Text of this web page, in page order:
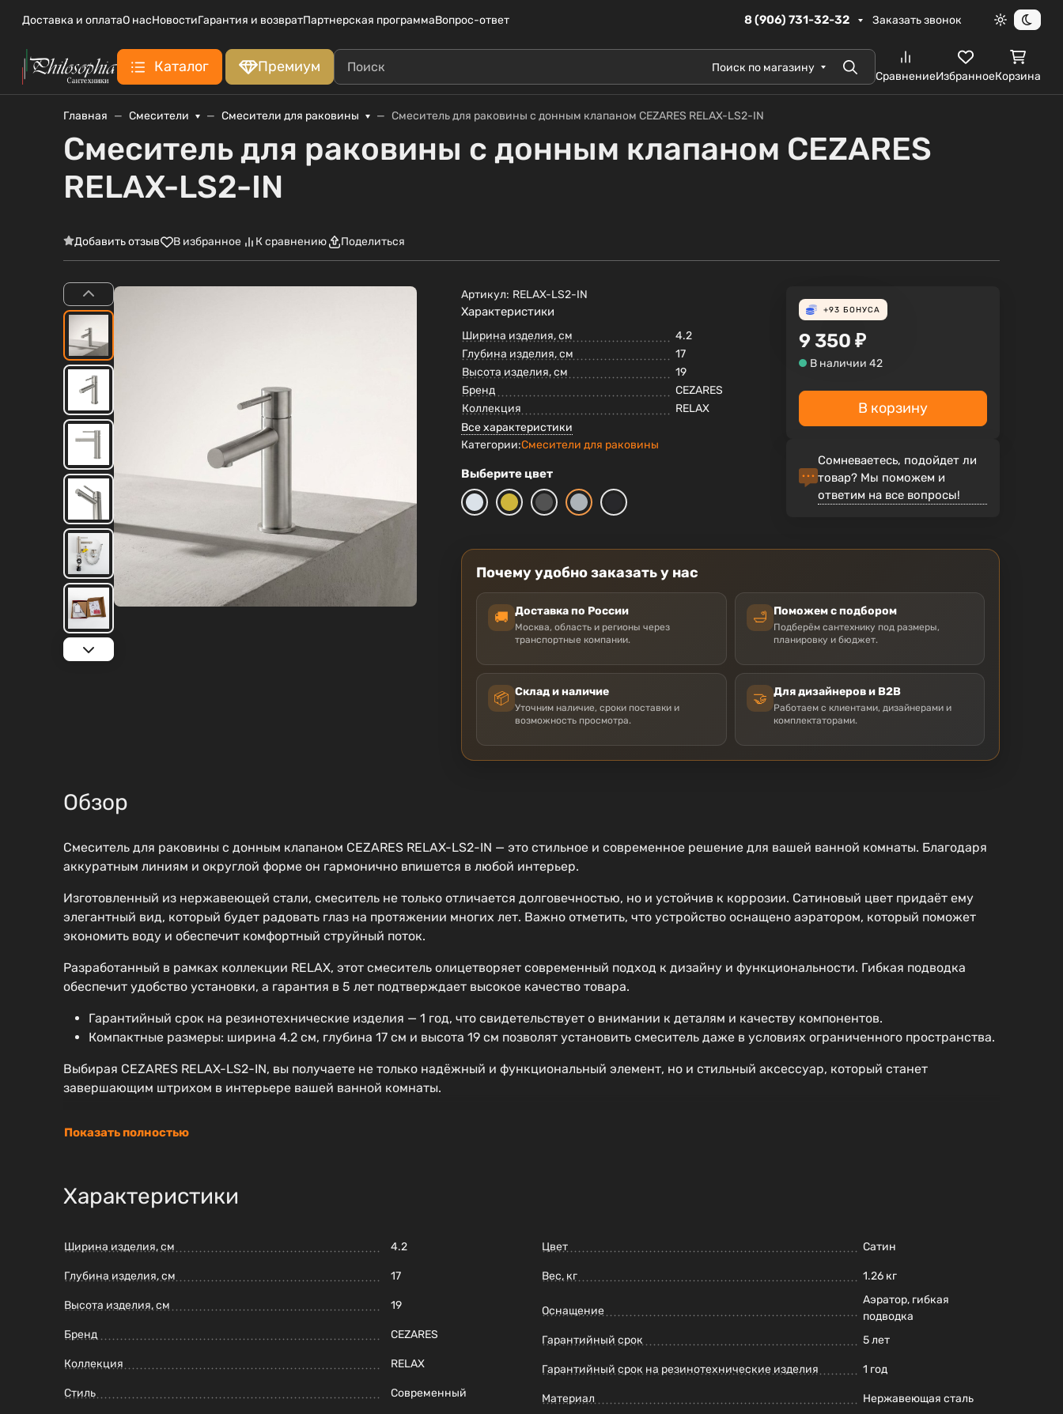
Доставка и оплатаО насНовостиГарантия и возвратПартнерская программаВопрос-ответ 8 (906) 731-32-32 Заказать звонок
Светлая
Каталог Премиум Поиск по магазину ПоискСравнениеИзбранноеКорзина
Главная Смесители Смесители для раковины Смеситель для раковины с донным клапаном CEZARES RELAX-LS2-IN
Смеситель для раковины с донным клапаном CEZARES
RELAX-LS2-IN
Добавить отзыв В избранное К сравнению Поделиться
Артикул: RELAX-LS2-IN
Характеристики
Ширина изделия, см
4.2
Глубина изделия, см
17
Высота изделия, см
19
Бренд
CEZARES
Коллекция
RELAX
Все характеристики
Категории:Смесители для раковины
Выберите цвет
+93 БОНУСА
9 350 ₽
В наличии 42
В корзину
Сомневаетесь, подойдет ли
товар? Мы поможем и
ответим на все вопросы!
Почему удобно заказать у нас
🚚 Доставка по России
Москва, область и регионы через
транспортные компании.
🛁 Поможем с подбором
Подберём сантехнику под размеры,
планировку и бюджет.
📦 Склад и наличие
Уточним наличие, сроки поставки и
возможность просмотра.
🤝 Для дизайнеров и B2B
Работаем с клиентами, дизайнерами и
комплектаторами.
Обзор
Смеситель для раковины с донным клапаном CEZARES RELAX-LS2-IN — это стильное и современное решение для вашей ванной комнаты. Благодаря
аккуратным линиям и округлой форме он гармонично впишется в любой интерьер.
Изготовленный из нержавеющей стали, смеситель не только отличается долговечностью, но и устойчив к коррозии. Сатиновый цвет придаёт ему
элегантный вид, который будет радовать глаз на протяжении многих лет. Важно отметить, что устройство оснащено аэратором, который поможет
экономить воду и обеспечит комфортный струйный поток.
Разработанный в рамках коллекции RELAX, этот смеситель олицетворяет современный подход к дизайну и функциональности. Гибкая подводка
обеспечит удобство установки, а гарантия в 5 лет подтверждает высокое качество товара.
Гарантийный срок на резинотехнические изделия — 1 год, что свидетельствует о внимании к деталям и качеству компонентов.
Компактные размеры: ширина 4.2 см, глубина 17 см и высота 19 см позволят установить смеситель даже в условиях ограниченного пространства.
Выбирая CEZARES RELAX-LS2-IN, вы получаете не только надёжный и функциональный элемент, но и стильный аксессуар, который станет
завершающим штрихом в интерьере вашей ванной комнаты.
Показать полностью
Характеристики
Ширина изделия, см 4.2
Глубина изделия, см 17
Высота изделия, см 19
Бренд CEZARES
Коллекция RELAX
Стиль Современный
Цвет Сатин
Вес, кг 1.26 кг
Оснащение
Аэратор, гибкая
подводка
Гарантийный срок
5 лет
Гарантийный срок на резинотехнические изделия 1 год
Материал Нержавеющая сталь